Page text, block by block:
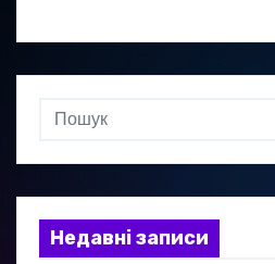
Недавні записи